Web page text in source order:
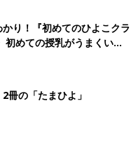
り！『初めてのひよこクラ
初めての授乳がうまくい
本と夏のトラブル 解決テ
冊の「たまひよ」